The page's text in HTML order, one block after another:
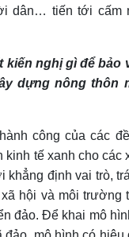
dân… tiến tới cấm
kiến nghị gì để bảo
dựng nông thôn
công của các
tế xanh cho các
định vai trò,
hội và môi trường
đảo. Để khai mô